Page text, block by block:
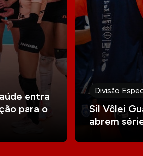
entra
para o
Divisão
Sil Vôlei
abrem